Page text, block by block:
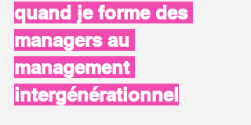
quand je forme des
managers au
management
intergénérationnel